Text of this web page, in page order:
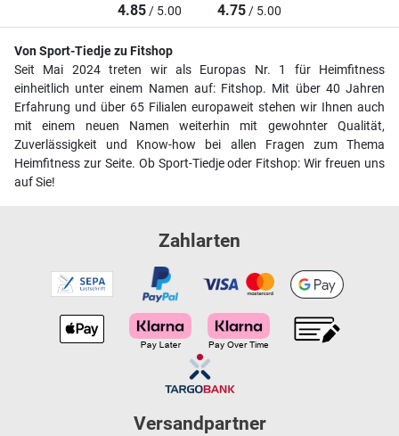
4.85/ 5.00 4.75/ 5.00
Von Sport-Tiedje zu Fitshop
Seit Mai 2024 treten wir als Europas Nr. 1 für Heimfitness
einheitlich unter einem Namen auf: Fitshop. Mit über 40 Jahren
Erfahrung und über 65 Filialen europaweit stehen wir Ihnen auch
mit einem neuen Namen weiterhin mit gewohnter Qualität,
Zuverlässigkeit und Know-how bei allen Fragen zum Thema
Heimfitness zur Seite. Ob Sport-Tiedje oder Fitshop: Wir freuen uns
auf Sie!
Zahlarten
Versandpartner